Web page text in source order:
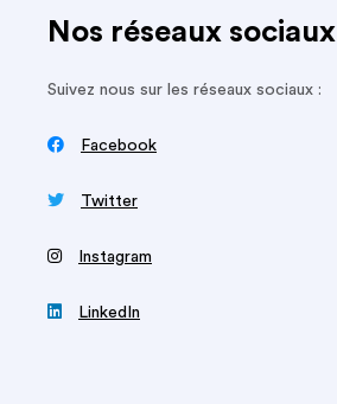
Nos réseaux sociaux
Suivez nous sur les réseaux sociaux :
 Facebook
 Twitter
‍ Instagram
 LinkedIn